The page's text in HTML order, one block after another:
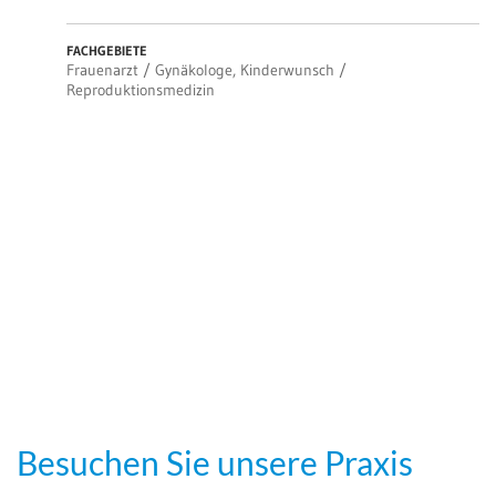
FACHGEBIETE
Frauenarzt / Gynäkologe, Kinderwunsch /
Reproduktionsmedizin
Besuchen Sie unsere Praxis